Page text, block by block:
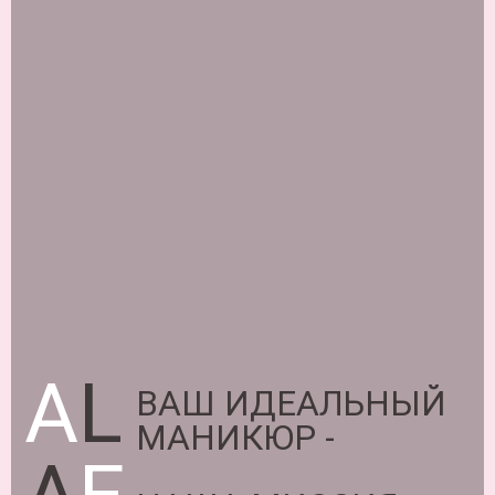
AL ВАШ ИДЕАЛЬНЫЙ
МАНИКЮР -